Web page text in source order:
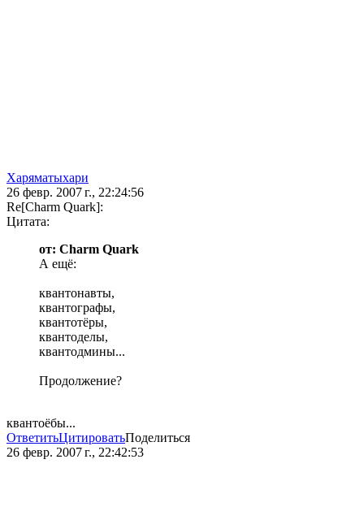
Харяматыхари
26 февр. 2007 г., 22:24:56
Re[Charm Quark]:
Цитата:
от: Charm Quark
А ещё:
квантонавты,
квантографы,
квантотёры,
квантоделы,
квантодмины...
Продолжение?
квантоёбы...
ОтветитьЦитироватьПоделиться
26 февр. 2007 г., 22:42:53